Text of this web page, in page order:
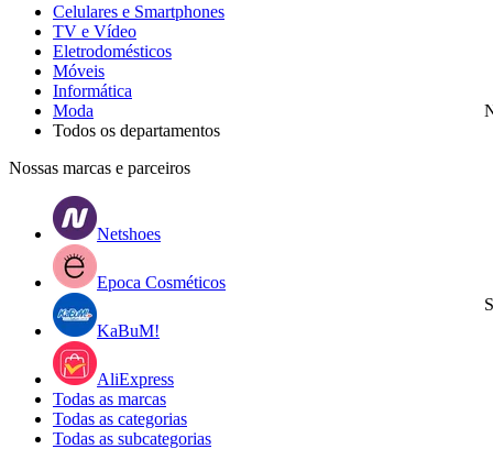
Celulares e Smartphones
TV e Vídeo
Eletrodomésticos
Móveis
Informática
Moda
Todos os departamentos
Nossas marcas e parceiros
Netshoes
Epoca Cosméticos
KaBuM!
AliExpress
Todas as marcas
Todas as categorias
Todas as subcategorias